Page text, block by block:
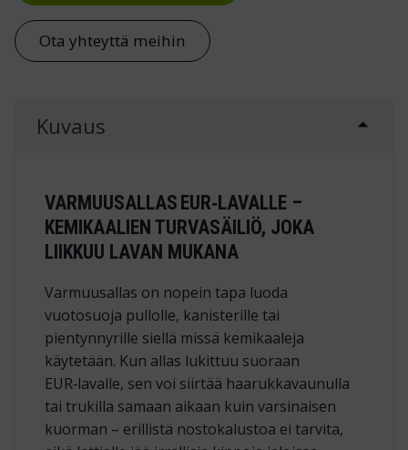
Ota yhteyttä meihin
Kuvaus
VARMUUSALLAS EUR‑LAVALLE –
KEMIKAALIEN TURVASÄILIÖ, JOKA
LIIKKUU LAVAN MUKANA
Varmuusallas on nopein tapa luoda
vuotosuoja pullolle, kanisterille tai
pientynnyrille siellä missä kemikaaleja
käytetään. Kun allas lukittuu suoraan
EUR‑lavalle, sen voi siirtää haarukkavaunulla
tai trukilla samaan aikaan kuin varsinaisen
kuorman – erillistä nostokalustoa ei tarvita,